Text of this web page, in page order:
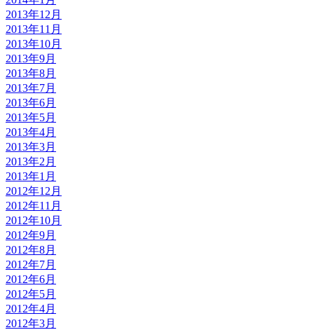
2013年12月
2013年11月
2013年10月
2013年9月
2013年8月
2013年7月
2013年6月
2013年5月
2013年4月
2013年3月
2013年2月
2013年1月
2012年12月
2012年11月
2012年10月
2012年9月
2012年8月
2012年7月
2012年6月
2012年5月
2012年4月
2012年3月